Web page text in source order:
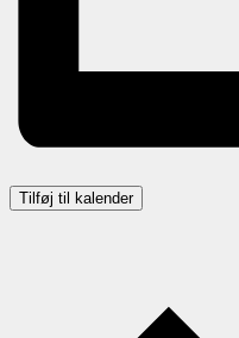
Tilføj til kalender